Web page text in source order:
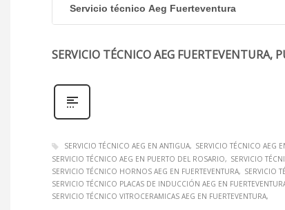
Servicio técnico Aeg Fuerteventura
SERVICIO TÉCNICO AEG FUERTEVENTURA,
SERVICIO TÉCNICO AEG EN ANTIGUA SERVICIO TÉCNICO AEG
SERVICIO TÉCNICO AEG EN PUERTO DEL ROSARIO
SERVICIO
SERVICIO TÉCNICO HORNOS AEG EN FUERTEVENTURA
SERVICIO
SERVICIO TÉCNICO PLACAS DE INDUCCIÓN AEG EN
SERVICIO TÉCNICO VITROCERAMICAS AEG EN FUERTEVENTURA